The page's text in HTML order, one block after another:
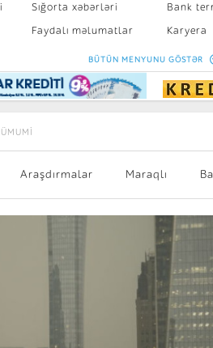
Sığorta xəbərləri
Faydalı məlumatlar
Sığorta kalkulyatoru
Bank
Karyera
Peşakar
BÜTÜN MENYUNU GÖSTƏR
ÜMUMI
Araşdırmalar Maraqlı